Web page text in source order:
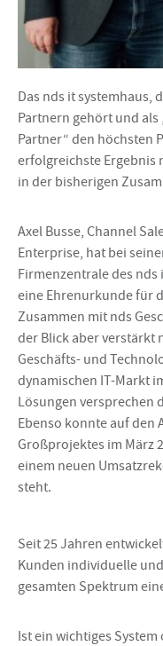
Das nds it systemhaus,
Partnern gehört und als
Partner“ den höchsten
erfolgreichste Ergebnis
in der bisherigen
Axel Busse, Channel
Enterprise, hat bei
Firmenzentrale des nds
eine Ehrenurkunde für
Zusammen mit nds
der Blick aber verstärkt
Geschäfts- und
dynamischen IT-Markt
Lösungen versprechen
Ebenso konnte auf den
Großprojektes im März
einem neuen
steht.
Seit 25 Jahren
Kunden individuelle
gesamten Spektrum
Ist ein wichtiges